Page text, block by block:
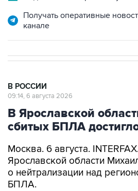
Получать оперативные
канале
В РОССИИ
09:14, 6 августа 2026
В Ярославской
сбитых БПЛА
Москва. 6 августа.
Ярославской области
о нейтрализации над
БПЛА.